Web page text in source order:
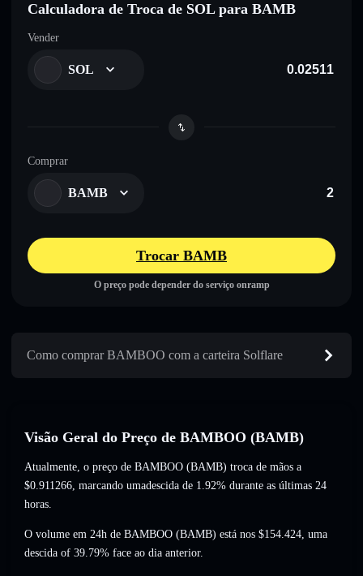
Calculadora de Troca de SOL para BAMB
Vender
SOL
Comprar
BAMB
Trocar BAMB
O preço pode depender do serviço onramp
Como comprar BAMBOO com a carteira Solflare
Visão Geral do Preço de BAMBOO (BAMB)
Atualmente, o preço de BAMBOO (BAMB) troca de mãos a
$0.911266, marcando umadescida de 1.92% durante as últimas 24
horas.
O volume em 24h de BAMBOO (BAMB) está nos $154.424, uma
descida of 39.79% face ao dia anterior.